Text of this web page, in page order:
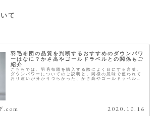
て
羽毛布団の品質を判断するおすすめのダウンパワ
ーはなに？かさ高やゴールドラベルとの関係もご
紹介
こちらでは、羽毛布団を購入する際によく目にする言葉、
ダウンパワーについてのご説明と、同様の意味で使われて
おり違いが分かりづらかった、かさ高やゴールドラベルと
.com 2020.10.16